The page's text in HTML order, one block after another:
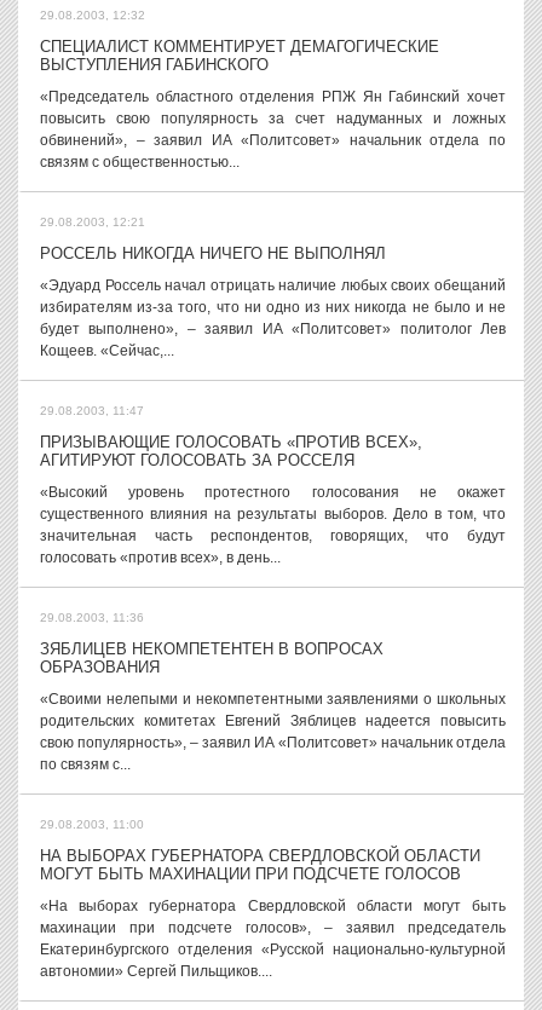
29.08.2003, 12:32
СПЕЦИАЛИСТ КОММЕНТИРУЕТ ДЕМАГОГИЧЕСКИЕ
ВЫСТУПЛЕНИЯ ГАБИНСКОГО
«Председатель областного отделения РПЖ Ян Габинский хочет
повысить свою популярность за счет надуманных и ложных
обвинений», – заявил ИА «Политсовет» начальник отдела по
связям с общественностью...
29.08.2003, 12:21
РОССЕЛЬ НИКОГДА НИЧЕГО НЕ ВЫПОЛНЯЛ
«Эдуард Россель начал отрицать наличие любых своих обещаний
избирателям из-за того, что ни одно из них никогда не было и не
будет выполнено», – заявил ИА «Политсовет» политолог Лев
Кощеев. «Сейчас,...
29.08.2003, 11:47
ПРИЗЫВАЮЩИЕ ГОЛОСОВАТЬ «ПРОТИВ ВСЕХ»,
АГИТИРУЮТ ГОЛОСОВАТЬ ЗА РОССЕЛЯ
«Высокий уровень протестного голосования не окажет
существенного влияния на результаты выборов. Дело в том, что
значительная часть респондентов, говорящих, что будут
голосовать «против всех», в день...
29.08.2003, 11:36
ЗЯБЛИЦЕВ НЕКОМПЕТЕНТЕН В ВОПРОСАХ
ОБРАЗОВАНИЯ
«Своими нелепыми и некомпетентными заявлениями о школьных
родительских комитетах Евгений Зяблицев надеется повысить
свою популярность», – заявил ИА «Политсовет» начальник отдела
по связям с...
29.08.2003, 11:00
НА ВЫБОРАХ ГУБЕРНАТОРА СВЕРДЛОВСКОЙ ОБЛАСТИ
МОГУТ БЫТЬ МАХИНАЦИИ ПРИ ПОДСЧЕТЕ ГОЛОСОВ
«На выборах губернатора Свердловской области могут быть
махинации при подсчете голосов», – заявил председатель
Екатеринбургского отделения «Русской национально-культурной
автономии» Сергей Пильщиков....